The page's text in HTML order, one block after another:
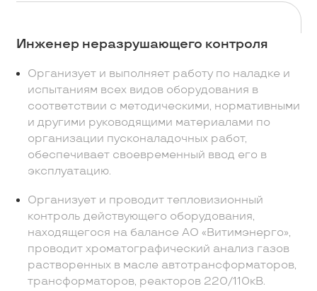
Инженер неразрушающего контроля
Организует и выполняет работу по наладке и
испытаниям всех видов оборудования в
соответствии с методическими, нормативными
и другими руководящими материалами по
организации пусконаладочных работ,
обеспечивает своевременный ввод его в
эксплуатацию.
Организует и проводит тепловизионный
контроль действующего оборудования,
находящегося на балансе АО «Витимэнерго»,
проводит хроматографический анализ газов
растворенных в масле автотрансформаторов,
трансформаторов, реакторов 220/110кВ.